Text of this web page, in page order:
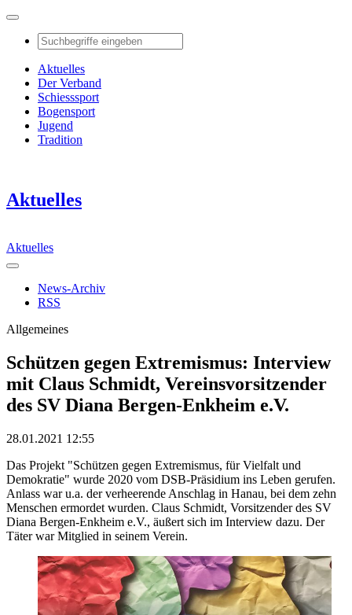
Aktuelles
Der Verband
Schiesssport
Bogensport
Jugend
Tradition
Aktuelles
Aktuelles
News-Archiv
RSS
Allgemeines
Schützen gegen Extremismus: Interview
mit Claus Schmidt, Vereinsvorsitzender
des SV Diana Bergen-Enkheim e.V.
28.01.2021 12:55
Das Projekt "Schützen gegen Extremismus, für Vielfalt und
Demokratie" wurde 2020 vom DSB-Präsidium ins Leben gerufen.
Anlass war u.a. der verheerende Anschlag in Hanau, bei dem zehn
Menschen ermordet wurden. Claus Schmidt, Vorsitzender des SV
Diana Bergen-Enkheim e.V., äußert sich im Interview dazu. Der
Täter war Mitglied in seinem Verein.